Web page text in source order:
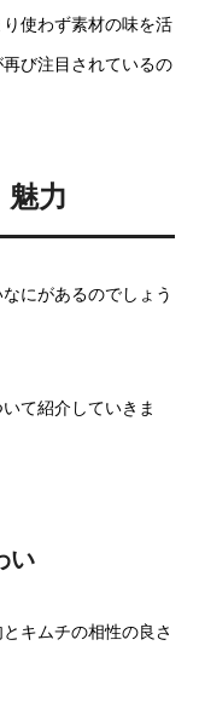
使わず素材の味を活
び注目されているの
魅力
にがあるのでしょう
て紹介していきま
い
キムチの相性の良さ